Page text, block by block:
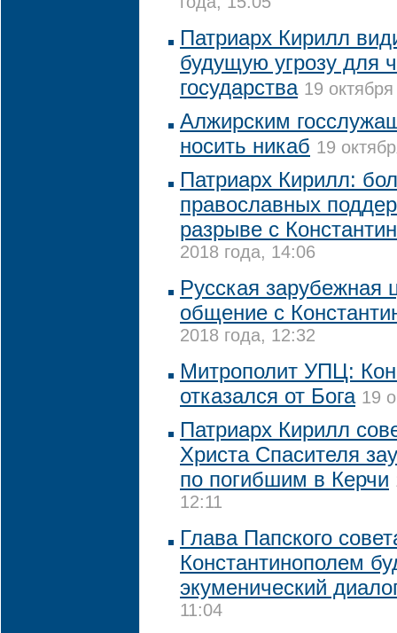
Патриарх Кирилл
будущую угрозу для
государства 19
Алжирским
носить никаб 19
Патриарх Кирилл:
православных
разрыве с
2018 года, 14:06
Русская зарубежная
общение с
2018 года, 12:32
Митрополит УПЦ:
отказался от Бога 19
Патриарх Кирилл
Христа Спасителя
по погибшим в Керчи
12:11
Глава Папского
Константинополем
экуменический
11:04